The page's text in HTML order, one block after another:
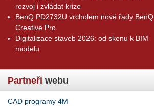
rozvoj i zvládat krize
BenQ PD2732U vrcholem nové řady BenQ
Creative Pro
Digitalizace staveb 2026: od skenu k BIM
modelu
Partneři webu
CAD programy 4M